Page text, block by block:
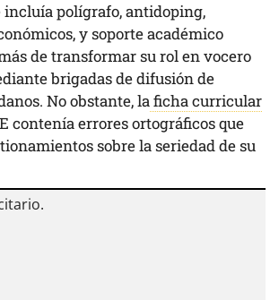
incluía polígrafo, antidoping,
y soporte académico
de transformar su rol en vocero
brigadas de difusión de
No obstante, laficha curricular
contenía errores ortográficos que
sobre la seriedad de su